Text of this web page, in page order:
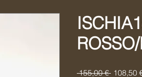
155,00 € Prezzo
108,50